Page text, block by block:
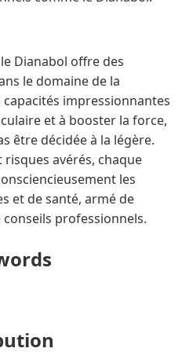
Dianabol offre des
le domaine de la
impressionnantes
et à booster la force,
être décidée à la légère.
avérés, chaque
les
et de santé, armé de
professionnels.